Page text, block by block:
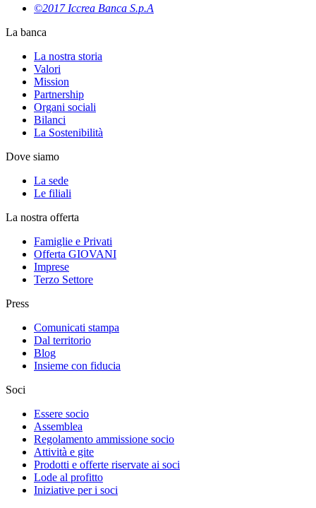
©2017 Iccrea Banca S.p.A
La banca
La nostra storia
Valori
Mission
Partnership
Organi sociali
Bilanci
La Sostenibilità
Dove siamo
La sede
Le filiali
La nostra offerta
Famiglie e Privati
Offerta GIOVANI
Imprese
Terzo Settore
Press
Comunicati stampa
Dal territorio
Blog
Insieme con fiducia
Soci
Essere socio
Assemblea
Regolamento ammissione socio
Attività e gite
Prodotti e offerte riservate ai soci
Lode al profitto
Iniziative per i soci